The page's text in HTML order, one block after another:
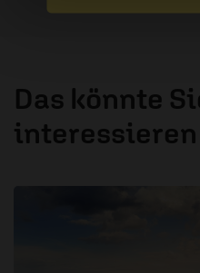
Das könnte
interessieren